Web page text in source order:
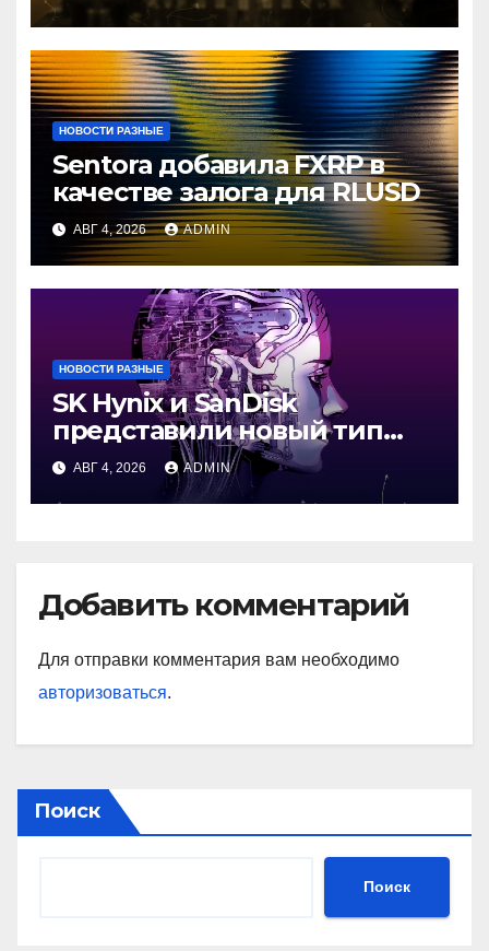
НОВОСТИ РАЗНЫЕ
Sentora добавила FXRP в
качестве залога для RLUSD
АВГ 4, 2026 ADMIN
НОВОСТИ РАЗНЫЕ
SK Hynix и SanDisk
представили новый тип
промежуточной памяти
АВГ 4, 2026 ADMIN
Добавить комментарий
Для отправки комментария вам необходимо
авторизоваться.
Поиск
Поиск